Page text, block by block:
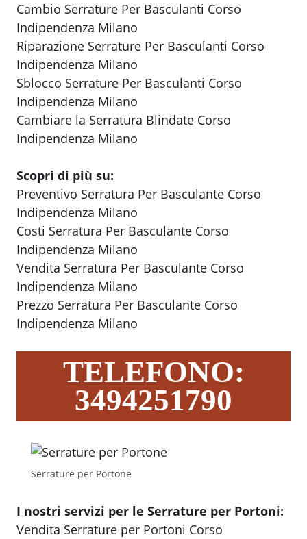
Cambio Serrature Per Basculanti Corso
Indipendenza Milano
Riparazione Serrature Per Basculanti Corso
Indipendenza Milano
Sblocco Serrature Per Basculanti Corso
Indipendenza Milano
Cambiare la Serratura Blindate Corso
Indipendenza Milano
Scopri di più su:
Preventivo Serratura Per Basculante Corso
Indipendenza Milano
Costi Serratura Per Basculante Corso
Indipendenza Milano
Vendita Serratura Per Basculante Corso
Indipendenza Milano
Prezzo Serratura Per Basculante Corso
Indipendenza Milano
TELEFONO:
3494251790
Serrature per Portone
I nostri servizi per le Serrature per Portoni:
Vendita Serrature per Portoni Corso